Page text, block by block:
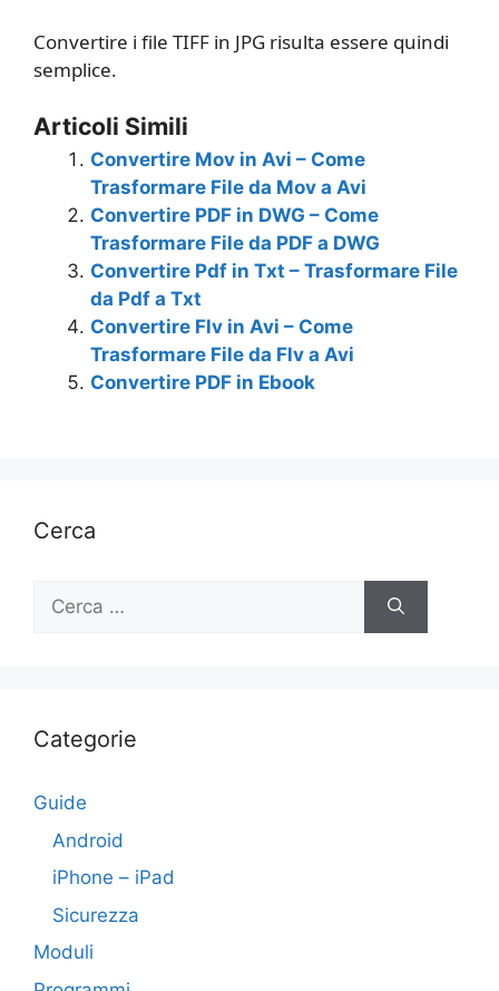
Convertire i file TIFF in JPG risulta essere quindi
semplice.
Articoli Simili
Convertire Mov in Avi – Come
Trasformare File da Mov a Avi
Convertire PDF in DWG – Come
Trasformare File da PDF a DWG
Convertire Pdf in Txt – Trasformare File
da Pdf a Txt
Convertire Flv in Avi – Come
Trasformare File da Flv a Avi
Convertire PDF in Ebook
Cerca
Ricerca
Categorie
Guide
Android
iPhone – iPad
Sicurezza
Moduli